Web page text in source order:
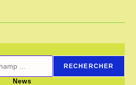
RECHERCHER
News